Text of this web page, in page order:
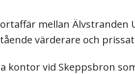
mellan Älvstranden
värderare och
kontor vid Skeppsbron